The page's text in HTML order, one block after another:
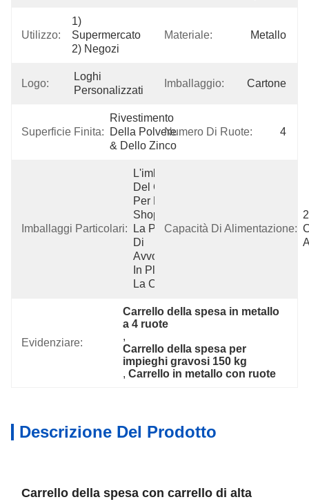
Utilizzo:
1)
Supermercato
2) Negozi
Materiale: Metallo
Logo:
Loghi
Personalizzati
Imballaggio: Cartone
Superficie Finita:
Rivestimento
Della Polvere
& Dello Zinco
Numero Di Ruote: 4
Imballaggi Particolari:
L'imballaggio
Del Carrello
Per Lo
Shopping È
La Pellicola
Di
Avvolgimento
In Plastica E
La Cintu
Capacità Di Alimentazione:
2
Evidenziare:
Carrello della spesa in metallo
a 4 ruote
,
Carrello della spesa per
impieghi gravosi 150 kg
, Carrello in metallo con ruote
Descrizione Del Prodotto
Carrello della spesa con carrello di alta